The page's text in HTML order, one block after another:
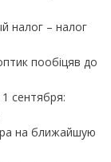
налог – налог
пообіцяв до
сентября:
на ближайшую